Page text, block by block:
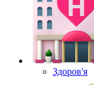
Здоров'я